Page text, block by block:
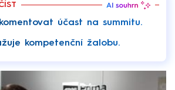
účast na summitu.
kompetenční žalobu.